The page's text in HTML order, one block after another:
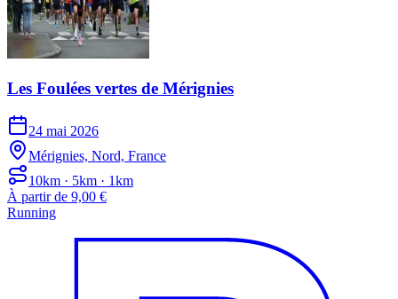
Les Foulées vertes de Mérignies
24 mai 2026
Mérignies, Nord, France
10km · 5km · 1km
À partir de 9,00 €
Running